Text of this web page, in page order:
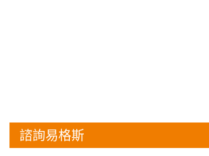
諮詢易格斯